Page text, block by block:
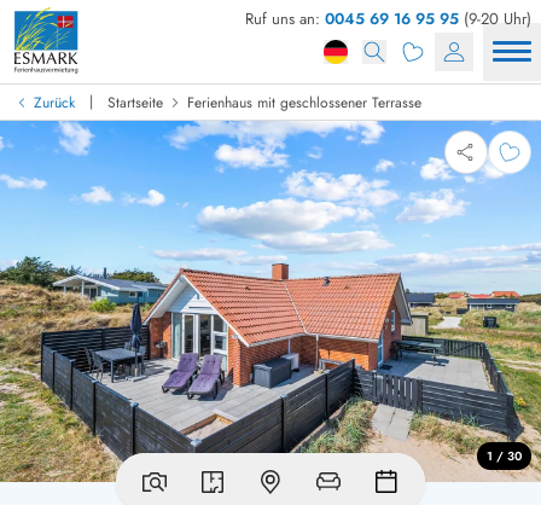
Ruf uns an: 0045 69 16 95 95 (9-20 Uhr)
Zurück | Startseite Ferienhaus mit geschlossener Terrasse
1 / 30